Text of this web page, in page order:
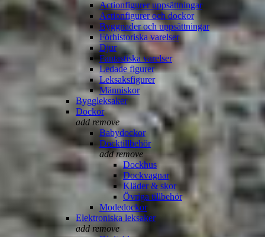
Actionfigurer uppsättningar
Actionfigurer och dockor
Byggnader och uppsättningar
Förhistoriska varelser
Djur
Fantastiska varelser
Ledade figurer
Leksaksfigurer
Människor
Byggleksaker
Dockor
add remove
Babydockor
Docktillbehör
add remove
Dockhus
Dockvagnar
Kläder & skor
Övriga tillbehör
Modedockor
Elektroniska leksaker
add remove